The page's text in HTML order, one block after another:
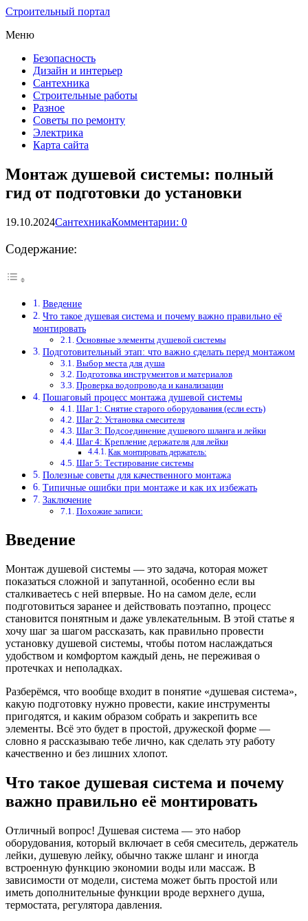
Строительный портал
Меню
Безопасность
Дизайн и интерьер
Сантехника
Строительные работы
Разное
Советы по ремонту
Электрика
Карта сайта
Монтаж душевой системы: полный
гид от подготовки до установки
19.10.2024СантехникаКомментарии: 0
Содержание:
Введение
Что такое душевая система и почему важно правильно её
монтировать
Основные элементы душевой системы
Подготовительный этап: что важно сделать перед монтажом
Выбор места для душа
Подготовка инструментов и материалов
Проверка водопровода и канализации
Пошаговый процесс монтажа душевой системы
Шаг 1: Снятие старого оборудования (если есть)
Шаг 2: Установка смесителя
Шаг 3: Подсоединение душевого шланга и лейки
Шаг 4: Крепление держателя для лейки
Как монтировать держатель:
Шаг 5: Тестирование системы
Полезные советы для качественного монтажа
Типичные ошибки при монтаже и как их избежать
Заключение
Похожие записи:
Введение
Монтаж душевой системы — это задача, которая может
показаться сложной и запутанной, особенно если вы
сталкиваетесь с ней впервые. Но на самом деле, если
подготовиться заранее и действовать поэтапно, процесс
становится понятным и даже увлекательным. В этой статье я
хочу шаг за шагом рассказать, как правильно провести
установку душевой системы, чтобы потом наслаждаться
удобством и комфортом каждый день, не переживая о
протечках и неполадках.
Разберёмся, что вообще входит в понятие «душевая система»,
какую подготовку нужно провести, какие инструменты
пригодятся, и каким образом собрать и закрепить все
элементы. Всё это будет в простой, дружеской форме —
словно я рассказываю тебе лично, как сделать эту работу
качественно и без лишних хлопот.
Что такое душевая система и почему
важно правильно её монтировать
Отличный вопрос! Душевая система — это набор
оборудования, который включает в себя смеситель, держатель
лейки, душевую лейку, обычно также шланг и иногда
встроенную функцию экономии воды или массаж. В
зависимости от модели, система может быть простой или
иметь дополнительные функции вроде верхнего душа,
термостата, регулятора давления.